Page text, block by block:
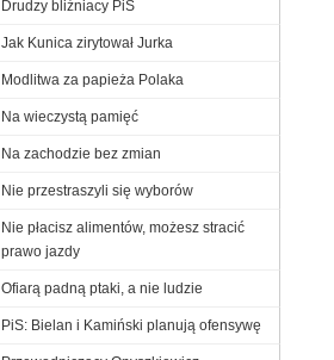
Drudzy bliźniacy PiS
Jak Kunica zirytował Jurka
Modlitwa za papieża Polaka
Na wieczystą pamięć
Na zachodzie bez zmian
Nie przestraszyli się wyborów
Nie płacisz alimentów, możesz stracić
prawo jazdy
Ofiarą padną ptaki, a nie ludzie
PiS: Bielan i Kamiński planują ofensywę